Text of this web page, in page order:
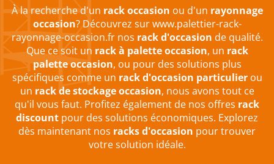
À la recherche d'un rack occasion ou d'un rayonnage
occasion? Découvrez surwww.palettier-rack-
rayonnage-occasion.frnos rack d'occasion de qualité.
Que ce soit un rack à palette occasion, un rack
palette occasion, ou pour des solutions plus
spécifiques comme un rack d'occasion particulierou
un rack de stockage occasion, nous avons tout ce
qu'il vous faut. Profitez également de nos offres rack
discount pour des solutions économiques. Explorez
dès maintenant nos racks d'occasion pour trouver
votre solution idéale.